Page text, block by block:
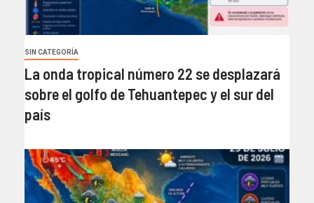
SIN CATEGORÍA
La onda tropical número 22 se desplazará
sobre el golfo de Tehuantepec y el sur del
país